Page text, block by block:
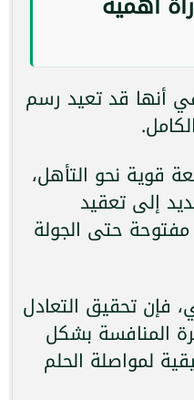
أنها قد تعيد رسم
قوية نحو التأهل،
إلى تعقيد
مفتوحة حتى الجولة
فإن تحقيق التعادل
المنافسة بشكل
لمواصلة الحلم